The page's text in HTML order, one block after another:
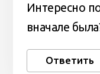
Интересно
вначале
Ответить